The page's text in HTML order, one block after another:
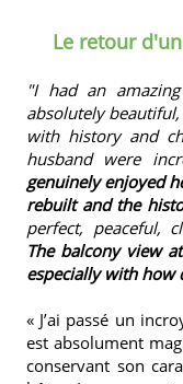
Le retour
"I had an
absolutely
with history and
husband were
genuinely enjoyed
rebuilt and the
perfect, peaceful,
The balcony view
especially with how
« J’ai passé un
est absolument
conservant son